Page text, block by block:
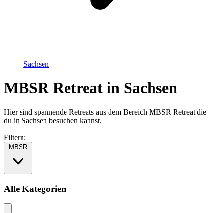
Sachsen
MBSR Retreat in Sachsen
Hier sind spannende Retreats aus dem Bereich MBSR Retreat die
du in Sachsen besuchen kannst.
Filtern:
MBSR
Alle Kategorien